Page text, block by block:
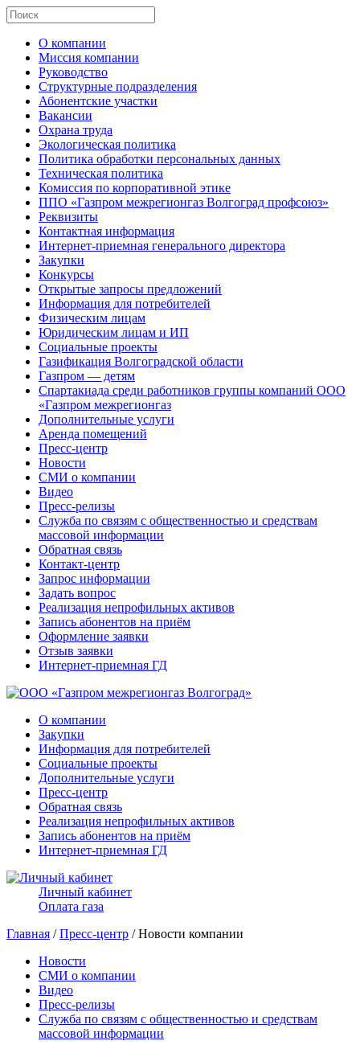
О компании
Миссия компании
Руководство
Структурные подразделения
Абонентские участки
Вакансии
Охрана труда
Экологическая политика
Политика обработки персональных данных
Техническая политика
Комиссия по корпоративной этике
ППО «Газпром межрегионгаз Волгоград профсоюз»
Реквизиты
Контактная информация
Интернет-приемная генерального директора
Закупки
Конкурсы
Открытые запросы предложений
Информация для потребителей
Физическим лицам
Юридическим лицам и ИП
Социальные проекты
Газификация Волгоградской области
Газпром — детям
Спартакиада среди работников группы компаний ООО
«Газпром межрегионгаз
Дополнительные услуги
Аренда помещений
Пресс-центр
Новости
СМИ о компании
Видео
Пресс-релизы
Служба по связям с общественностью и средствам
массовой информации
Обратная связь
Контакт-центр
Запрос информации
Задать вопрос
Реализация непрофильных активов
Запись абонентов на приём
Оформление заявки
Отзыв заявки
Интернет-приемная ГД
О компании
Закупки
Информация для потребителей
Социальные проекты
Дополнительные услуги
Пресс-центр
Обратная связь
Реализация непрофильных активов
Запись абонентов на приём
Интернет-приемная ГД
Личный кабинет
Оплата газа
Главная /Пресс-центр / Новости компании
Новости
СМИ о компании
Видео
Пресс-релизы
Служба по связям с общественностью и средствам
массовой информации